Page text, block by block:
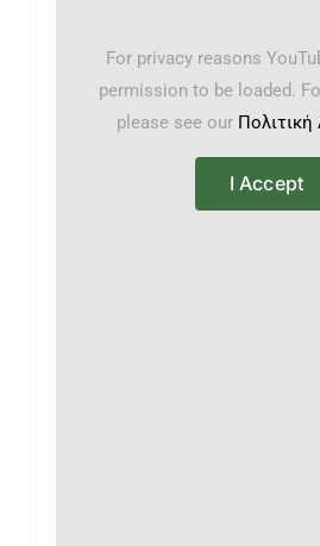
For privacy reasons
permission to be loaded.
please see our
I Accept